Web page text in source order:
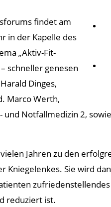
findet am
in der Kapelle des
„Aktiv-Fit-
schneller genesen
Dinges,
Marco Werth,
und Notfallmedizin 2,
Jahren zu den
Sie wird
reduziert ist.